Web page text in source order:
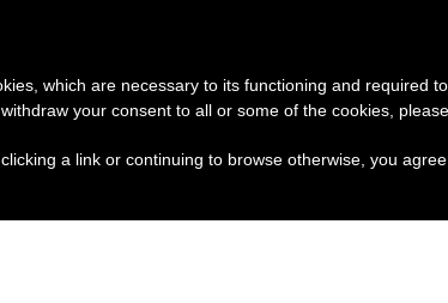
which are necessary to its functioning and required
your consent to all or some of the cookies,
a link or continuing to browse otherwise, you